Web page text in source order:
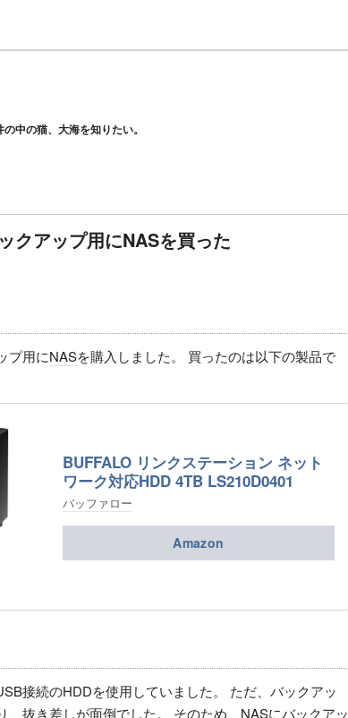
の中の猫、大海を知りたい。
クアップ用にNASを買った
プ用にNASを購入しました。 買ったのは以下の製品で
BUFFALO リンクステーション ネット
ワーク対応HDD 4TB LS210D0401
バッファロー
Amazon
接続のHDDを使用していました。 ただ、バックアッ
抜き差しが面倒でした。 そのため、 NASにバックアッ